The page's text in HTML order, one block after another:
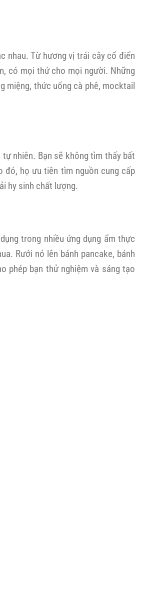
nhau. Từ hương vị trái cây cổ điển
có mọi thứ cho mọi người. Những
miệng, thức uống cà phê, mocktail
nhiên. Bạn sẽ không tìm thấy bất
đó, họ ưu tiên tìm nguồn cung cấp
hy sinh chất lượng.
trong nhiều ứng dụng ẩm thực
Rưới nó lên bánh pancake, bánh
phép bạn thử nghiệm và sáng tạo